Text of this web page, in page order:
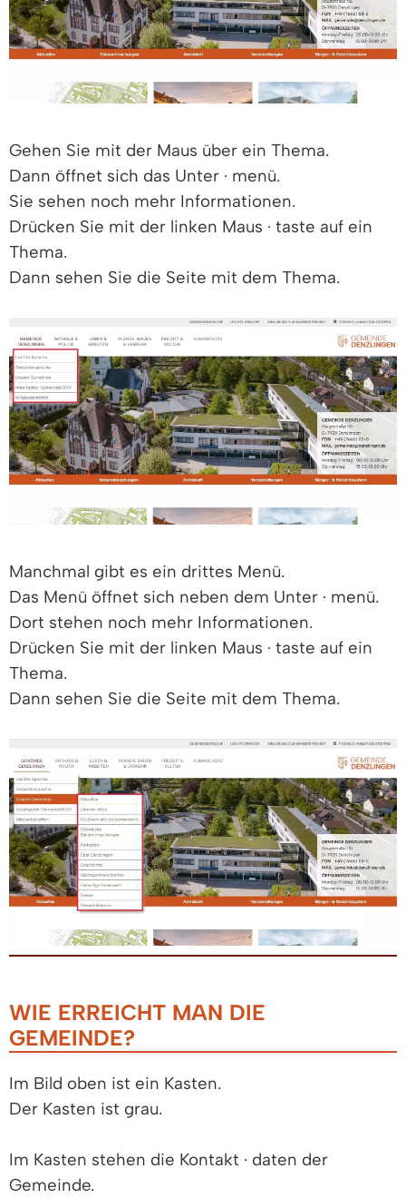
Gehen Sie mit der Maus über ein Thema.
Dann öffnet sich das Unter · menü.
Sie sehen noch mehr Informationen.
Drücken Sie mit der linken Maus · taste auf ein
Thema.
Dann sehen Sie die Seite mit dem Thema.
Manchmal gibt es ein drittes Menü.
Das Menü öffnet sich neben dem Unter · menü.
Dort stehen noch mehr Informationen.
Drücken Sie mit der linken Maus · taste auf ein
Thema.
Dann sehen Sie die Seite mit dem Thema.
WIE ERREICHT MAN DIE
GEMEINDE?
Im Bild oben ist ein Kasten.
Der Kasten ist grau.
Im Kasten stehen die Kontakt · daten der
Gemeinde.